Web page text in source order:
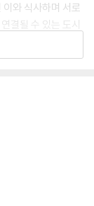
이와 식사하며 서로
결될 수 있는 도시
계의 숨은 진실과
계를 통해 피할
라스가 있는 옥상
순간을 포착하
그 끝에 남은 쓸